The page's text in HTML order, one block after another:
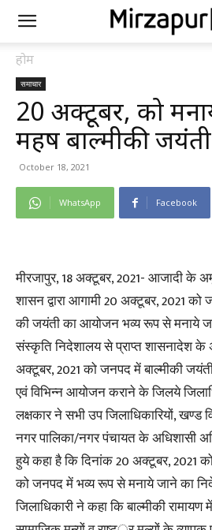
होम
समाचार
20 अक्टूबर, को
महर्षि बाल्मीकी जयंती
October 18, 2021
WhatsApp Facebook
मीरजापुर, 18 अक्टूबर, 2021- आजादी के
शासन द्वारा आगामी 20 अक्टूबर, 2021 को
की जयंती का आयोजन भव्य रूप से मनाये
संस्कृति निदेशालय से प्राप्त शासनादेश
अक्टूबर, 2021 को जनपद में बाल्मीकी
एवं विभिन्न आयोजन कराने के जिलये
लक्षकार ने सभी उप जिलाधिकारियों, खण्ड
नगर पालिका/नगर पंचायत के अधिशासी
हुये कहा है कि दिनांक 20 अक्टूबर, 2021 को
को जनपद में भव्य रूप से मनाये जाने का
जिलाधिकारी ने कहा कि बाल्मीकी रामायण